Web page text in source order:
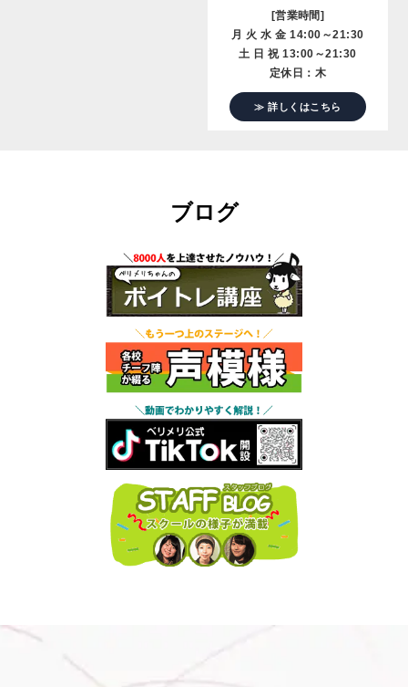
[営業時間]
月 火 水 金 14:00～21:30
土 日 祝 13:00～21:30
定休日：木
≫ 詳しくはこちら
ブログ